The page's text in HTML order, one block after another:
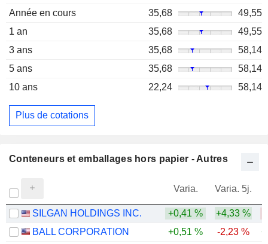
Année en cours
35,68
49,55
1 an
35,68
49,55
3 ans
35,68
58,14
5 ans
35,68
58,14
10 ans
22,24 58,14
Plus de cotations
Conteneurs et emballages hors papier - Autres
Varia. Varia. 5j.
SILGAN HOLDINGS INC. +0,41 % +4,33 %
BALL CORPORATION
+0,51 % -2,23 %